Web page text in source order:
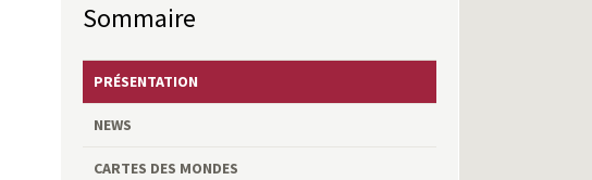
Sommaire
PRÉSENTATION
NEWS
CARTES DES MONDES